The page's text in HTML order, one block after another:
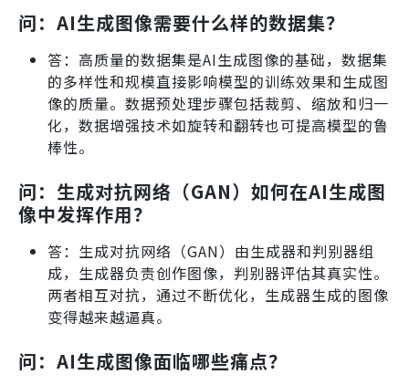
问：AI生成图像需要什么样的数据集？
答：高质量的数据集是AI生成图像的基础，数据集
的多样性和规模直接影响模型的训练效果和生成图
像的质量。数据预处理步骤包括裁剪、缩放和归一
化，数据增强技术如旋转和翻转也可提高模型的鲁
棒性。
问：生成对抗网络（GAN）如何在AI生成图
像中发挥作用？
答：生成对抗网络（GAN）由生成器和判别器组
成，生成器负责创作图像，判别器评估其真实性。
两者相互对抗，通过不断优化，生成器生成的图像
变得越来越逼真。
问：AI生成图像面临哪些痛点？